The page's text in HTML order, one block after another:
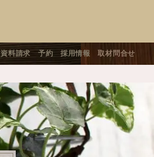
資料請求 予約 採用情報 取材問合せ